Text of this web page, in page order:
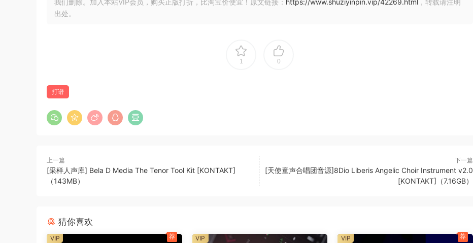
Avid Sibelius是一款记谱软件，无论是有抱负的作曲家和词曲作者，还是教师和学生，任何人都可以快速轻松地开始创
作和分享音乐。对于那些还不习惯使用记谱软件的人来说，直观的界面可以指导您完成整个过程。磁性布局可以防止物
止符细节。
创作作品
循环播放来即兴创作。
聆听您音乐中令人惊叹的细节
编排分谱
我们删除。加入本站VIP会员，购买正版打折，比淘宝价便宜！原文链接： https://www.shuziyinpin.vip/42269.html ，转载请注明
出处。
1 0
打谱
上一篇
[采样人声库] Bela D Media The Tenor Tool Kit [KONTAKT]
（143MB）
下一篇
[天使童声合唱团音源]8Dio Liberis Angelic Choir Instrument v2.0
[KONTAKT]（7.16GB）
猜你喜欢
VIP 荐 VIP VIP 荐